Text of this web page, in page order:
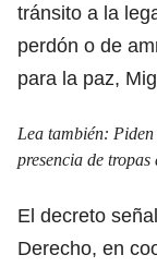
tránsito a la
perdón o de
para la paz,
Lea también:
presencia de
El decreto
Derecho, en